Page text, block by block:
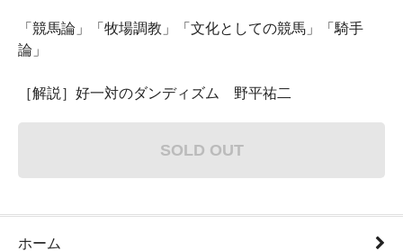
「競馬論」「牧場調教」「文化としての競馬」「騎手
論」
［解説］好一対のダンディズム 野平祐二
SOLD OUT
ホーム